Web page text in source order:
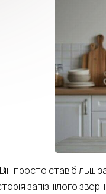
просто став більш
запізнілого